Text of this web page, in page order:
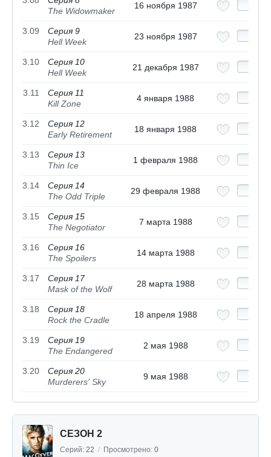
The Widowmaker
16 ноября 1987
3.09
Серия 9
Hell Week
23 ноября 1987
3.10
Серия 10
Hell Week
21 декабря 1987
3.11
Серия 11
Kill Zone
4 января 1988
3.12
Серия 12
Early Retirement
18 января 1988
3.13
Серия 13
Thin Ice
1 февраля 1988
3.14
Серия 14
The Odd Triple
29 февраля 1988
3.15
Серия 15
The Negotiator
7 марта 1988
3.16
Серия 16
The Spoilers
14 марта 1988
3.17
Серия 17
Mask of the Wolf
28 марта 1988
3.18
Серия 18
Rock the Cradle
18 апреля 1988
3.19
Серия 19
The Endangered
2 мая 1988
3.20
Серия 20
Murderers' Sky
9 мая 1988
СЕЗОН 2
Серий: 22 / Просмотрено: 0